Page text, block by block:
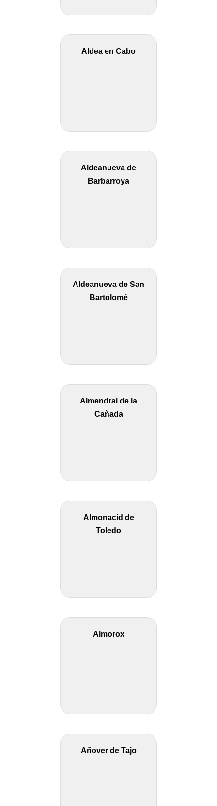
Aldea en Cabo
Aldeanueva de
Barbarroya
Aldeanueva de San
Bartolomé
Almendral de la
Cañada
Almonacid de
Toledo
Almorox
Añover de Tajo